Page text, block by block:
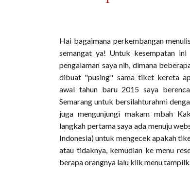
Hai bagaimana perkembangan
semangat ya! Untuk kesempatan
pengalaman saya nih, dimana
dibuat "pusing" sama tiket kereta
awal tahun baru 2015 saya
Semarang untuk bersilahturahmi
juga mengunjungi makam mbah
langkah pertama saya ada menuju
Indonesia) untuk mengecek apakah
atau tidaknya, kemudian ke menu
berapa orangnya lalu klik menu